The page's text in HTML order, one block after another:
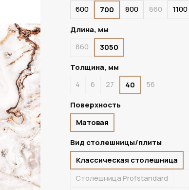
ПОД ЗАКАЗ
600
700 800 860 1100
Длина, мм
860
3050
Толщина, мм
4
6 27 40
56
Поверхность
Матовая
Вид столешницы/плиты
Классическая столешница
Столешница Profstandard